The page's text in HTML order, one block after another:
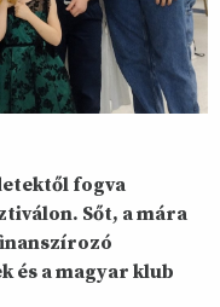
fogva
Sőt, a mára
és a magyar klub